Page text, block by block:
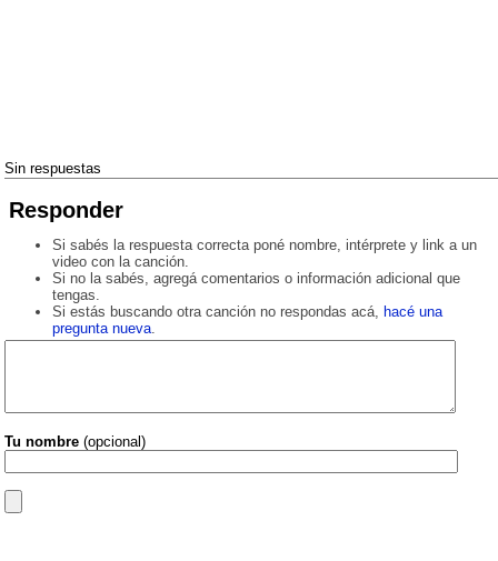
Sin respuestas
Responder
Si sabés la respuesta correcta poné nombre, intérprete y link a un
video con la canción.
Si no la sabés, agregá comentarios o información adicional que
tengas.
Si estás buscando otra canción no respondas acá, hacé una
pregunta nueva.
Tu nombre (opcional)